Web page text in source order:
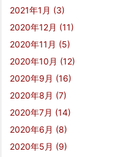
2021年1月 (3)
2020年12月 (11)
2020年11月 (5)
2020年10月 (12)
2020年9月 (16)
2020年8月 (7)
2020年7月 (14)
2020年6月 (8)
2020年5月 (9)